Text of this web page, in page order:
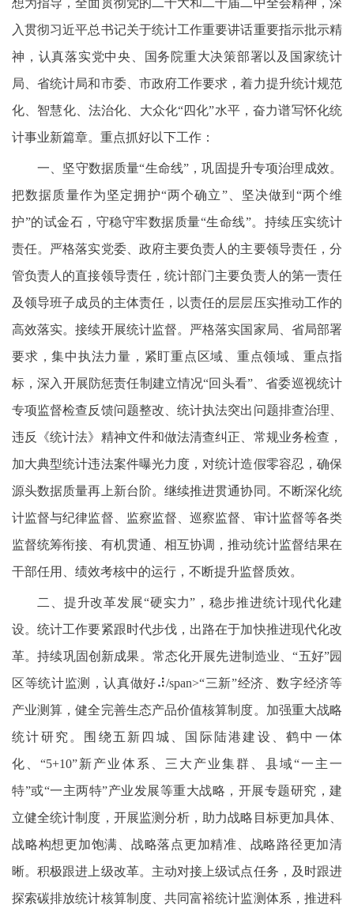
想为指导，全面贯彻党的二十大和二十届二中全会精神，深
入贯彻习近平总书记关于统计工作重要讲话重要指示批示精
神，认真落实党中央、国务院重大决策部署以及国家统计
局、省统计局和市委、市政府工作要求，着力提升统计规范
化、智慧化、法治化、大众化“四化”水平，奋力谱写怀化统
计事业新篇章。重点抓好以下工作：
一、坚守数据质量“生命线”，巩固提升专项治理成效。
把数据质量作为坚定拥护“两个确立”、坚决做到“两个维
护”的试金石，守稳守牢数据质量“生命线”。持续压实统计
责任。严格落实党委、政府主要负责人的主要领导责任，分
管负责人的直接领导责任，统计部门主要负责人的第一责任
及领导班子成员的主体责任，以责任的层层压实推动工作的
高效落实。接续开展统计监督。严格落实国家局、省局部署
要求，集中执法力量，紧盯重点区域、重点领域、重点指
标，深入开展防惩责任制建立情况“回头看”、省委巡视统计
专项监督检查反馈问题整改、统计执法突出问题排查治理、
违反《统计法》精神文件和做法清查纠正、常规业务检查，
加大典型统计违法案件曝光力度，对统计造假零容忍，确保
源头数据质量再上新台阶。继续推进贯通协同。不断深化统
计监督与纪律监督、监察监督、巡察监督、审计监督等各类
监督统筹衔接、有机贯通、相互协调，推动统计监督结果在
干部任用、绩效考核中的运行，不断提升监督质效。
二、提升改革发展“硬实力”，稳步推进统计现代化建
设。统计工作要紧跟时代步伐，出路在于加快推进现代化改
革。持续巩固创新成果。常态化开展先进制造业、“五好”园
区等统计监测，认真做好⠼/span>“三新”经济、数字经济等
产业测算，健全完善生态产品价值核算制度。加强重大战略
统计研究。围绕五新四城、国际陆港建设、鹤中一体
化、“5+10”新产业体系、三大产业集群、县域“一主一
特”或“一主两特”产业发展等重大战略，开展专题研究，建
立健全统计制度，开展监测分析，助力战略目标更加具体、
战略构想更加饱满、战略落点更加精准、战略路径更加清
晰。积极跟进上级改革。主动对接上级试点任务，及时跟进
探索碳排放统计核算制度、共同富裕统计监测体系，推进科